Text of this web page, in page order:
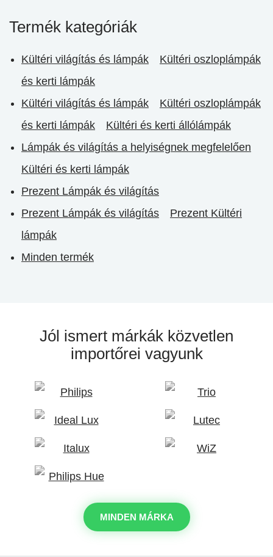
Termék kategóriák
Kültéri világítás és lámpák
Kültéri oszloplámpák
és kerti lámpák
Kültéri világítás és lámpák
Kültéri oszloplámpák
és kerti lámpák
Kültéri és kerti állólámpák
Lámpák és világítás a helyiségnek megfelelően
Kültéri és kerti lámpák
Prezent Lámpák és világítás
Prezent Lámpák és világítás
Prezent Kültéri
lámpák
Minden termék
Jól ismert márkák közvetlen
importőrei vagyunk
MINDEN MÁRKA